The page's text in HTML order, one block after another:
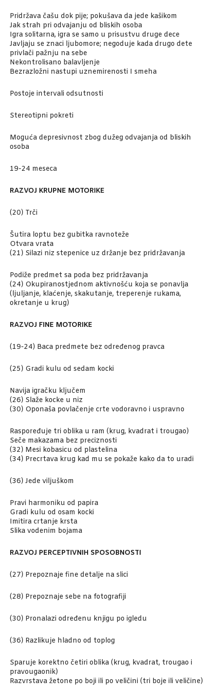
Pridržava čašu dok pije; pokušava da jede kašikom
Jak strah pri odvajanju od bliskih osoba
Igra solitarna, igra se samo u prisustvu druge dece
Javljaju se znaci ljubomore; negoduje kada drugo dete
privlači pažnju na sebe
Nekontrolisano balavljenje
Bezrazložni nastupi uznemirenosti I smeha
Postoje intervali odsutnosti
Stereotipni pokreti
Moguća depresivnost zbog dužeg odvajanja od bliskih
osoba
19-24 meseca
RAZVOJ KRUPNE MOTORIKE
(20) Trči
Šutira loptu bez gubitka ravnoteže
Otvara vrata
(21) Silazi niz stepenice uz držanje bez pridržavanja
Podiže predmet sa poda bez pridržavanja
(24) Okupiranostjednom aktivnošću koja se ponavlja
(ljuljanje, klaćenje, skakutanje, treperenje rukama,
okretanje u krug)
RAZVOJ FINE MOTORIKE
(19-24) Baca predmete bez određenog pravca
(25) Gradi kulu od sedam kocki
Navija igračku ključem
(26) Slaže kocke u niz
(30) Oponaša povlačenje crte vodoravno i uspravno
Raspoređuje tri oblika u ram (krug, kvadrat i trougao)
Seče makazama bez preciznosti
(32) Mesi kobasicu od plastelina
(34) Precrtava krug kad mu se pokaže kako da to uradi
(36) Jede viljuškom
Pravi harmoniku od papira
Gradi kulu od osam kocki
Imitira crtanje krsta
Slika vodenim bojama
RAZVOJ PERCEPTIVNIH SPOSOBNOSTI
(27) Prepoznaje fine detalje na slici
(28) Prepoznaje sebe na fotografiji
(30) Pronalazi određenu knjigu po igledu
(36) Razlikuje hladno od toplog
Sparuje korektno četiri oblika (krug, kvadrat, trougao i
pravougaonik)
Razvrstava žetone po boji ili po veličini (tri boje ili veličine)